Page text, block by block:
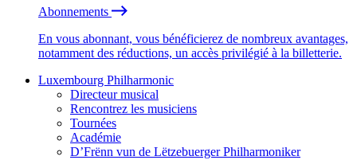
Abonnements
En vous abonnant, vous bénéficierez de nombreux avantages,
notamment des réductions, un accès privilégié à la billetterie.
Luxembourg Philharmonic
Directeur musical
Rencontrez les musiciens
Tournées
Académie
D’Frënn vun de Lëtzebuerger Philharmoniker